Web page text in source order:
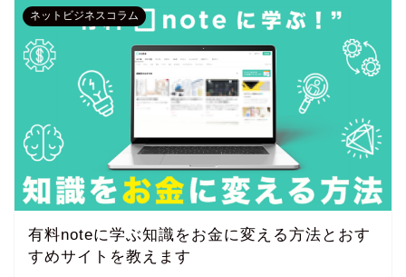
ネットビジネスコラム
有料noteに学ぶ知識をお金に変える方法とおす
すめサイトを教えます